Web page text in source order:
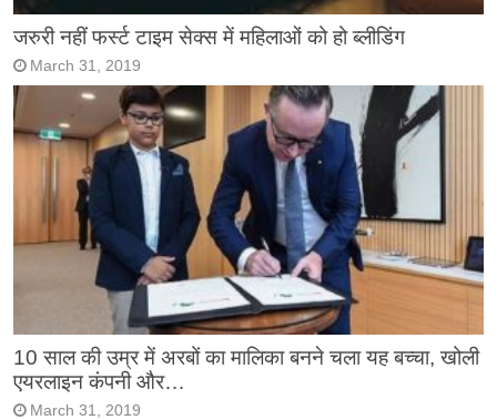
जरुरी नहीं फर्स्ट टाइम सेक्स में महिलाओं को हो ब्लीडिंग
March 31, 2019
10 साल की उम्र में अरबों का मालिका बनने चला यह बच्चा, खोली
एयरलाइन कंपनी और…
March 31, 2019